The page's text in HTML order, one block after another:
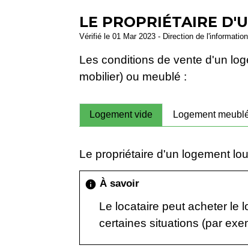
LE PROPRIÉTAIRE
Vérifié le 01 Mar 2023 - Direction de
Les conditions de vente d'un
mobilier) ou meublé :
Logement vide Logement
Le propriétaire d'un logement
info À savoir
Le locataire peut acheter le
certaines situations (par